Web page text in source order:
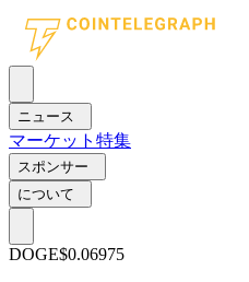
ニュース
マーケット 特集
スポンサー
について
DOGE$0.06975